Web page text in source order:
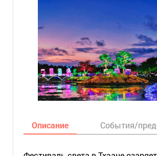
Описание События/